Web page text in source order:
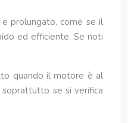
prolungato, come se il
ed efficiente. Se noti
quando il motore è al
se si verifica